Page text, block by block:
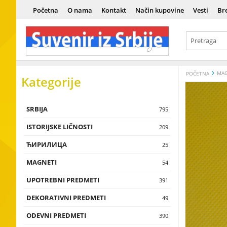
Početna O nama Kontakt Način kupovine Vesti
Kategorije
SRBIJA 795 Srbija
Istorija
Kultura i
Tradicija i
Istorijske
ISTORIJSKE LIČNOSTI 209 Vladari
Vojnici
Naučnici
Umetnici
ЋИРИЛИЦА 25 Ћирилица
Сувенири
MAGNETI 54 Magneti sa
Magneti sa
Magneti sa
UPOTREBNI PREDMETI 391
Čokanji,
flaše,
Piksle,
zvona,
DEKORATIVNI PREDMETI 49 Zidne
ODEVNI PREDMETI 390 Muške
POČETNA